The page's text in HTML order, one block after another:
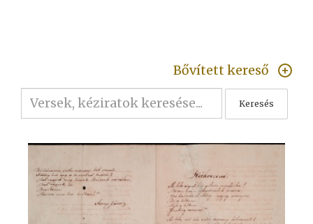
Bővített kereső
Keresés